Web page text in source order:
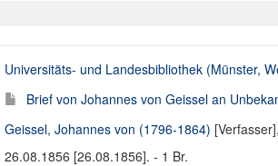
Universitäts- und Landesbibliothek (Münster,
Brief von Johannes von Geissel an
Geissel, Johannes von (1796-1864)
26.08.1856 [26.08.1856]. - 1 Br.